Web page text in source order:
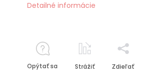
Detailné informácie
Opýtať sa Strážiť Zdieľať